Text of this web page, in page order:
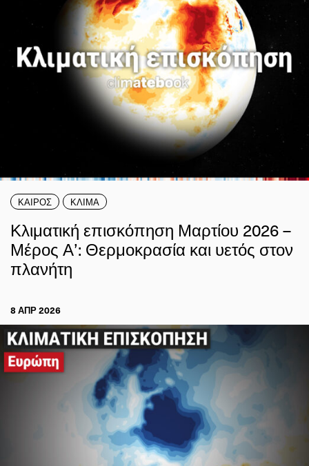
ΚΑΙΡΟΣ ΚΛΙΜΑ
Κλιματική επισκόπηση Μαρτίου 2026 –
Μέρος Α’: Θερμοκρασία και υετός στον
πλανήτη
8 ΑΠΡ 2026